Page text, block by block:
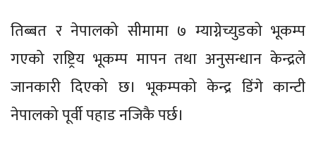
तिब्बत र नेपालको सीमामा ७ म्याग्नेच्युडको भूकम्प
गएको राष्ट्रिय भूकम्प मापन तथा अनुसन्धान केन्द्रले
जानकारी दिएको छ। भूकम्पको केन्द्र डिंगे कान्टी
नेपालको पूर्वी पहाड नजिकै पर्छ।